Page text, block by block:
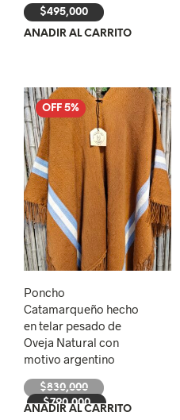
$495,000
AÑADIR AL CARRITO
OFF 5%
Poncho
Catamarqueño hecho
en telar pesado de
Oveja Natural con
motivo argentino
$830,000
El
precio
$790,000
El
AÑADIR AL CARRITO